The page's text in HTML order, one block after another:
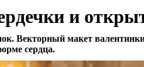
и
Векторный макет
сердца.